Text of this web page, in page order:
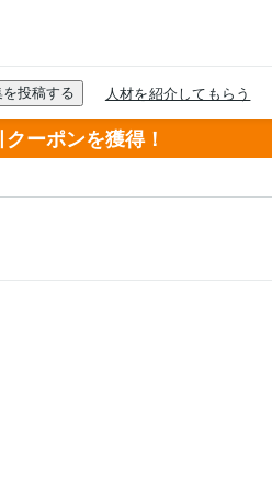
ーポンを獲得！